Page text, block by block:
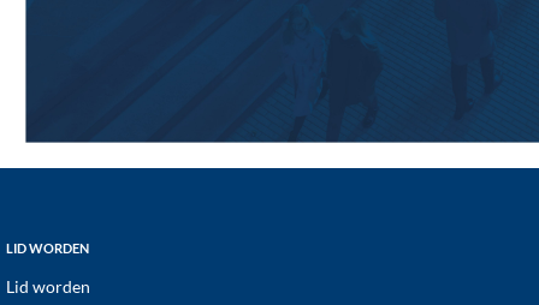
Footer
LID WORDEN
Lid worden